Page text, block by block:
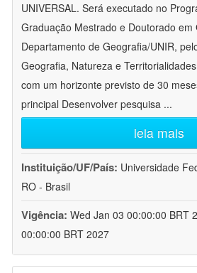
UNIVERSAL. Será executado no
Graduação Mestrado e Doutorado em
Departamento de Geografia/UNIR,
Geografia, Natureza e Territorialidades
com um horizonte previsto de 30
principal Desenvolver pesquisa ...
leia mais
Instituição/UF/País: Universidade
RO - Brasil
Vigência: Wed Jan 03 00:00:00 BRT
00:00:00 BRT 2027